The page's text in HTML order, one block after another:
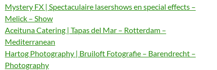
Mystery FX | Spectaculaire lasershows en special effects –
Melick – Show
Aceituna Catering | Tapas del Mar – Rotterdam –
Mediterranean
Hartog Photography | Bruiloft Fotografie – Barendrecht –
Photography